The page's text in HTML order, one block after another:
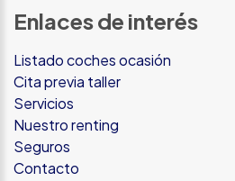
Enlaces de interés
Listado coches ocasión
Cita previa taller
Servicios
Nuestro renting
Seguros
Contacto